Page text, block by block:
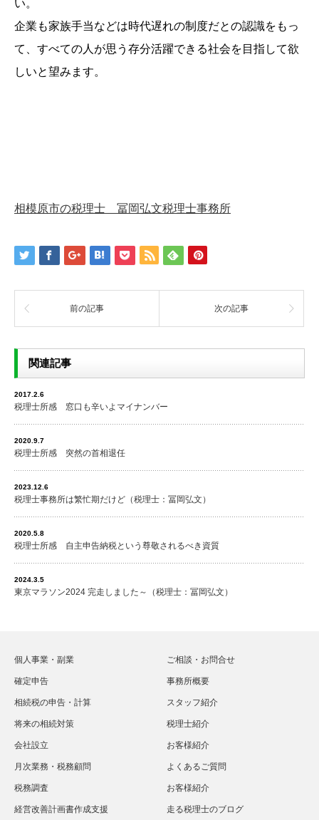
い。
企業も家族手当などは時代遅れの制度だとの認識をもっ
て、すべての人が思う存分活躍できる社会を目指して欲
しいと望みます。
相模原市の税理士 冨岡弘文税理士事務所
前の記事 次の記事
関連記事
2017.2.6
税理士所感 窓口も辛いよマイナンバー
2020.9.7
税理士所感 突然の首相退任
2023.12.6
税理士事務所は繁忙期だけど（税理士：冨岡弘文）
2020.5.8
税理士所感 自主申告納税という尊敬されるべき資質
2024.3.5
東京マラソン2024 完走しました～（税理士：冨岡弘文）
個人事業・副業
確定申告
相続税の申告・計算
将来の相続対策
会社設立
月次業務・税務顧問
税務調査
経営改善計画書作成支援
ご相談・お問合せ
事務所概要
スタッフ紹介
税理士紹介
お客様紹介
よくあるご質問
お客様紹介
走る税理士のブログ